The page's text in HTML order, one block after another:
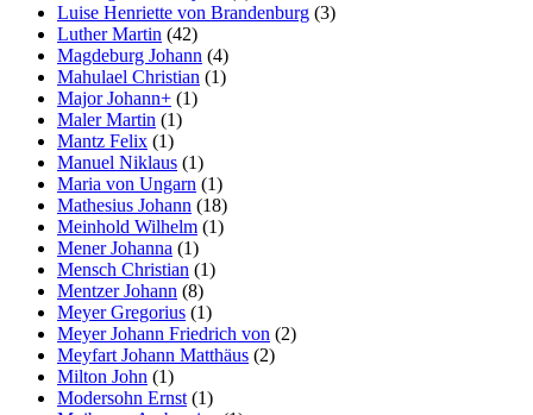
Luise Henriette von Brandenburg (3)
Luther Martin (42)
Magdeburg Johann (4)
Mahulael Christian (1)
Major Johann+ (1)
Maler Martin (1)
Mantz Felix (1)
Manuel Niklaus (1)
Maria von Ungarn (1)
Mathesius Johann (18)
Meinhold Wilhelm (1)
Mener Johanna (1)
Mensch Christian (1)
Mentzer Johann (8)
Meyer Gregorius (1)
Meyer Johann Friedrich von (2)
Meyfart Johann Matthäus (2)
Milton John (1)
Modersohn Ernst(1)